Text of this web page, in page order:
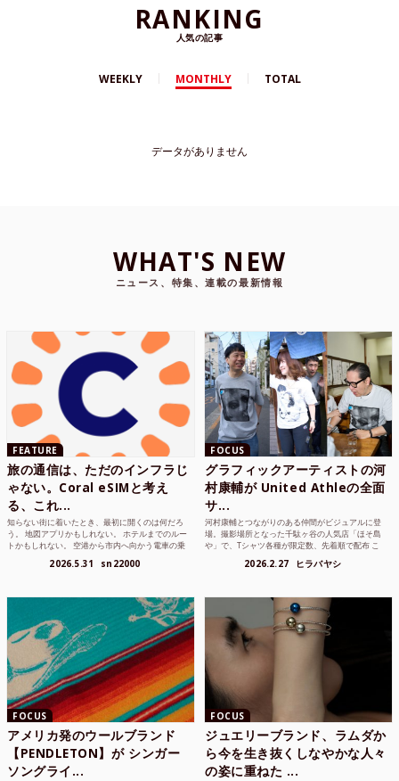
RANKING
人気の記事
WEEKLY MONTHLY TOTAL
データがありません
WHAT'S NEW
ニュース、特集、連載の最新情報
FEATURE
旅の通信は、ただのインフラじ
ゃない。Coral eSIMと考え
る、これ...
知らない街に着いたとき、最初に開くのは何だろ
う。 地図アプリかもしれない。 ホテルまでのルー
トかもしれない。 空港から市内へ向かう電車の乗
2026.5.31 sn22000
FOCUS
グラフィックアーティストの河
村康輔が United Athleの全面
サ...
河村康輔とつながりのある仲間がビジュアルに登
場。撮影場所となった千駄ヶ谷の人気店「ほそ島
や」で、Tシャツ各種が限定数、先着順で配布 こ
2026.2.27 ヒラバヤシ
FOCUS
アメリカ発のウールブランド
【PENDLETON】が シンガー
ソングライ...
FOCUS
ジュエリーブランド、ラムダか
ら今を生き抜くしなやかな人々
の姿に重ねた ...